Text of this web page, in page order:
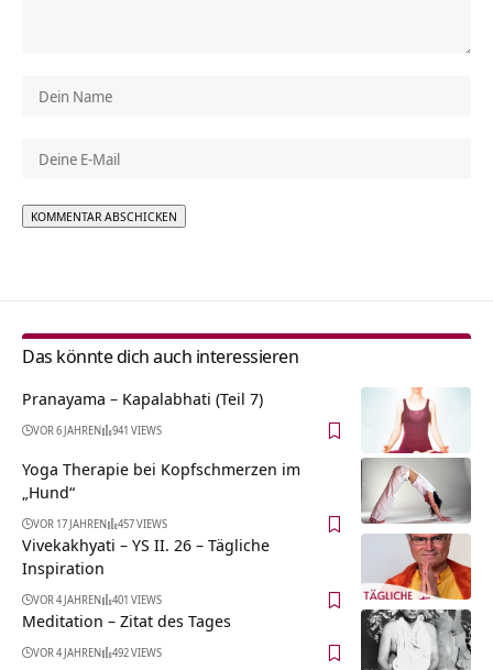
Das könnte dich auch interessieren
Pranayama – Kapalabhati (Teil 7)
VOR 6 JAHREN 941 VIEWS
Yoga Therapie bei Kopfschmerzen im
„Hund“
VOR 17 JAHREN 457 VIEWS
Vivekakhyati – YS II. 26 – Tägliche
Inspiration
VOR 4 JAHREN 401 VIEWS
Meditation – Zitat des Tages
VOR 4 JAHREN 492 VIEWS